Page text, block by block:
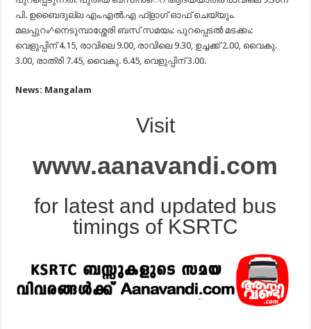
പി. ഉബൈദുല്ല എം.എല്‍.എ ഫ്ളാഗ് ഓഫ് ചെയ്യും.
മലപ്പുറം^നെടുമ്പാശ്ശേരി ബസ് സമയം: പുറപ്പെടല്‍ മടക്കം:
വെളുപ്പിന് 4.15, രാവിലെ 9.00, രാവിലെ 9.30, ഉച്ചക്ക് 2.00, വൈകു.
3.00, രാത്രി 7.45, വൈകു. 6.45, വെളുപ്പിന് 3.00.
News: Mangalam
Visit
www.aanavandi.com
for latest and updated bus
timings of KSRTC